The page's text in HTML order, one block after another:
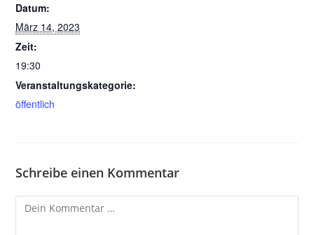
Datum:
März 14, 2023
Zeit:
19:30
Veranstaltungskategorie:
öffentlich
Schreibe einen Kommentar